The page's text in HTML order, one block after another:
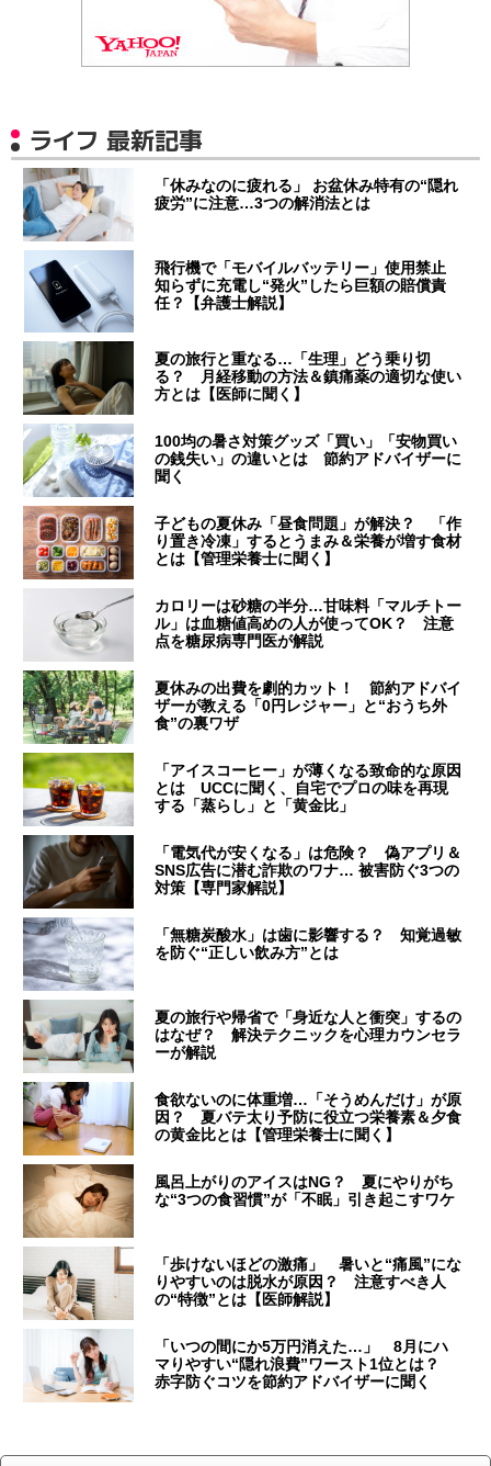
ライフ 最新記事
「休みなのに疲れる」 お盆休み特有の“隠れ
疲労”に注意…3つの解消法とは
飛行機で「モバイルバッテリー」使用禁止
知らずに充電し“発火”したら巨額の賠償責
任？【弁護士解説】
夏の旅行と重なる…「生理」どう乗り切
る？ 月経移動の方法＆鎮痛薬の適切な使い
方とは【医師に聞く】
100均の暑さ対策グッズ「買い」「安物買い
の銭失い」の違いとは 節約アドバイザーに
聞く
子どもの夏休み「昼食問題」が解決？ 「作
り置き冷凍」するとうまみ＆栄養が増す食材
とは【管理栄養士に聞く】
カロリーは砂糖の半分…甘味料「マルチトー
ル」は血糖値高めの人が使ってOK？ 注意
点を糖尿病専門医が解説
夏休みの出費を劇的カット！ 節約アドバイ
ザーが教える「0円レジャー」と“おうち外
食”の裏ワザ
「アイスコーヒー」が薄くなる致命的な原因
とは UCCに聞く、自宅でプロの味を再現
する「蒸らし」と「黄金比」
「電気代が安くなる」は危険？ 偽アプリ＆
SNS広告に潜む詐欺のワナ… 被害防ぐ3つの
対策【専門家解説】
「無糖炭酸水」は歯に影響する？ 知覚過敏
を防ぐ“正しい飲み方”とは
夏の旅行や帰省で「身近な人と衝突」するの
はなぜ？ 解決テクニックを心理カウンセラ
ーが解説
食欲ないのに体重増…「そうめんだけ」が原
因？ 夏バテ太り予防に役立つ栄養素＆夕食
の黄金比とは【管理栄養士に聞く】
風呂上がりのアイスはNG？ 夏にやりがち
な“3つの食習慣”が「不眠」引き起こすワケ
「歩けないほどの激痛」 暑いと“痛風”にな
りやすいのは脱水が原因？ 注意すべき人
の“特徴”とは【医師解説】
「いつの間にか5万円消えた…」 8月にハ
マりやすい“隠れ浪費”ワースト1位とは？
赤字防ぐコツを節約アドバイザーに聞く